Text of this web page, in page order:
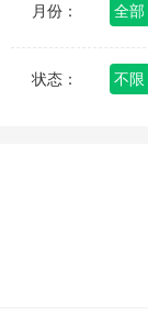
月份： 全部
状态： 不限